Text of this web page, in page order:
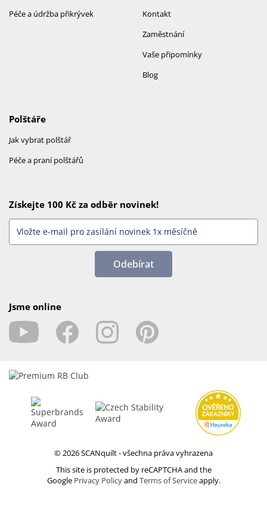
Kontakt
Zaměstnání
Vaše připomínky
Blog
Péče a údržba přikrývek
Polštáře
Jak vybrat polštář
Péče a praní polštářů
Získejte 100 Kč za odběr novinek!
Odebírat
Jsme online
© 2026 SCANquilt - všechna práva vyhrazena
This site is protected by reCAPTCHA and the
Google Privacy Policyand Terms of Serviceapply.